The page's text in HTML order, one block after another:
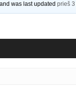
was last updatedprieš 3